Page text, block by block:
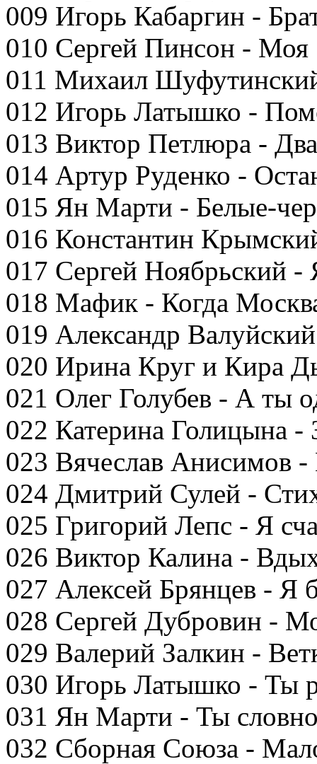
009 Игорь Кабаргин -
010 Сергей Пинсон - Моя
011 Михаил
012 Игорь Латышко -
013 Виктор Петлюра -
014 Артур Руденко -
015 Ян Марти - Белые-
016 Константин
017 Сергей Ноябрьский
018 Мафик - Когда
019 Александр
020 Ирина Круг и Кира
021 Олег Голубев - А ты
022 Катерина Голицына -
023 Вячеслав Анисимов -
024 Дмитрий Сулей -
025 Григорий Лепс - Я
026 Виктор Калина -
027 Алексей Брянцев - Я
028 Сергей Дубровин -
029 Валерий Залкин -
030 Игорь Латышко - Ты
031 Ян Марти - Ты словно
032 Сборная Союза -